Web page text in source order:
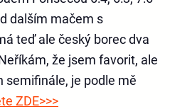
dalším mačem s
teď ale český borec dva
že jsem favorit, ale
semifinále, je podle mě
ZDE>>>